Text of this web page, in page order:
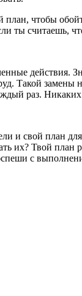
план, чтобы
ты считаешь,
действия.
Такой замены
раз.
и свой план
Твой план
с